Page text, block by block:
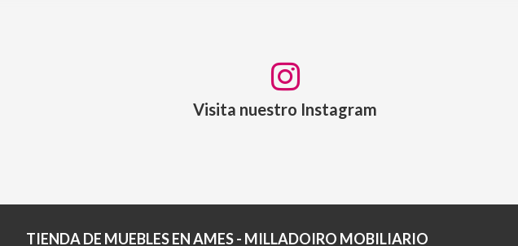
Visita nuestro Instagram
TIENDA DE MUEBLES EN AMES - MILLADOIRO MOBILIARIO